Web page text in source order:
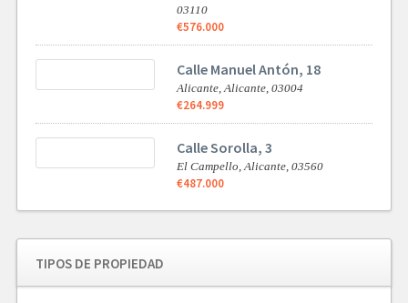
03110
€576.000
Calle Manuel Antón, 18
Alicante,Alicante,03004
€264.999
Calle Sorolla, 3
El Campello,Alicante,03560
€487.000
TIPOS DE PROPIEDAD